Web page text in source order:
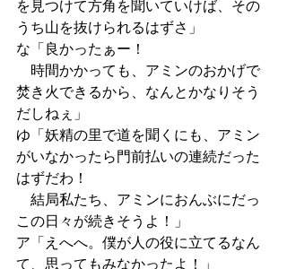
を見つけて方角を聞いていけば、その
うち山を抜けられるはずさ」
な「良かったぁー！
時間かかっても、アミンのおかげで
焚き火できるから、なんとかなりそう
だしねぇ」
ゆ「妖精の里で道を聞くにも、アミン
がいなかったら門前払いの連続だった
はずだわ！
結局私たち、アミンにおんぶにだっ
この日々が続きそうよ！」
ア「えへへ。僕が人の役に立てるなん
て、思ってもみなかったよ！」